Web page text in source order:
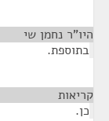
היו"ר נחמן שי
בתוספת.
קריאות
כן.